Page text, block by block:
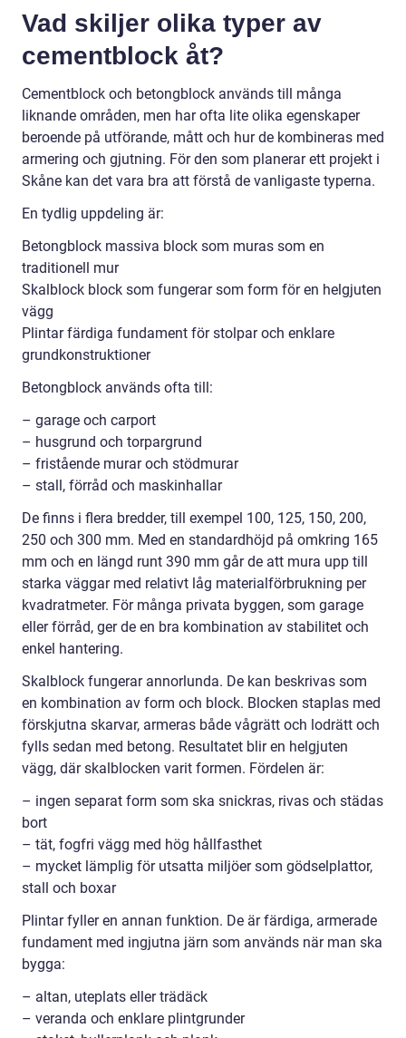
Vad skiljer olika typer av
cementblock åt?
Cementblock och betongblock används till många
liknande områden, men har ofta lite olika egenskaper
beroende på utförande, mått och hur de kombineras med
armering och gjutning. För den som planerar ett projekt i
Skåne kan det vara bra att förstå de vanligaste typerna.
En tydlig uppdeling är:
Betongblock massiva block som muras som en
traditionell mur
Skalblock block som fungerar som form för en helgjuten
vägg
Plintar färdiga fundament för stolpar och enklare
grundkonstruktioner
Betongblock används ofta till:
– garage och carport
– husgrund och torpargrund
– fristående murar och stödmurar
– stall, förråd och maskinhallar
De finns i flera bredder, till exempel 100, 125, 150, 200,
250 och 300 mm. Med en standardhöjd på omkring 165
mm och en längd runt 390 mm går de att mura upp till
starka väggar med relativt låg materialförbrukning per
kvadratmeter. För många privata byggen, som garage
eller förråd, ger de en bra kombination av stabilitet och
enkel hantering.
Skalblock fungerar annorlunda. De kan beskrivas som
en kombination av form och block. Blocken staplas med
förskjutna skarvar, armeras både vågrätt och lodrätt och
fylls sedan med betong. Resultatet blir en helgjuten
vägg, där skalblocken varit formen. Fördelen är:
– ingen separat form som ska snickras, rivas och städas
bort
– tät, fogfri vägg med hög hållfasthet
– mycket lämplig för utsatta miljöer som gödselplattor,
stall och boxar
Plintar fyller en annan funktion. De är färdiga, armerade
fundament med ingjutna järn som används när man ska
bygga:
– altan, uteplats eller trädäck
– veranda och enklare plintgrunder